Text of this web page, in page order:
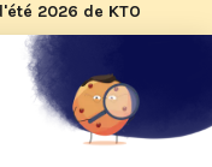
2026 de KTO
du pape Léon
sur KTO le